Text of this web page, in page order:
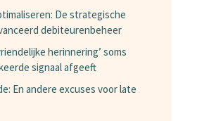
De strategische
debiteurenbeheer
herinnering’ soms
signaal afgeeft
En andere excuses voor late